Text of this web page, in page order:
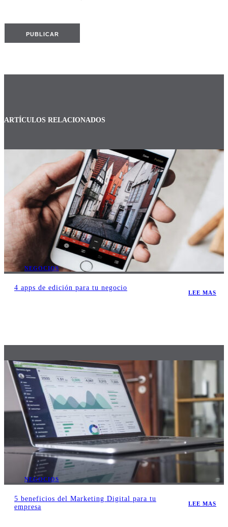
ARTÍCULOS RELACIONADOS
NEGOCIOS
4 apps de edición para tu negocio
LEE MAS
NEGOCIOS
5 beneficios del Marketing Digital para tu
empresa
LEE MAS